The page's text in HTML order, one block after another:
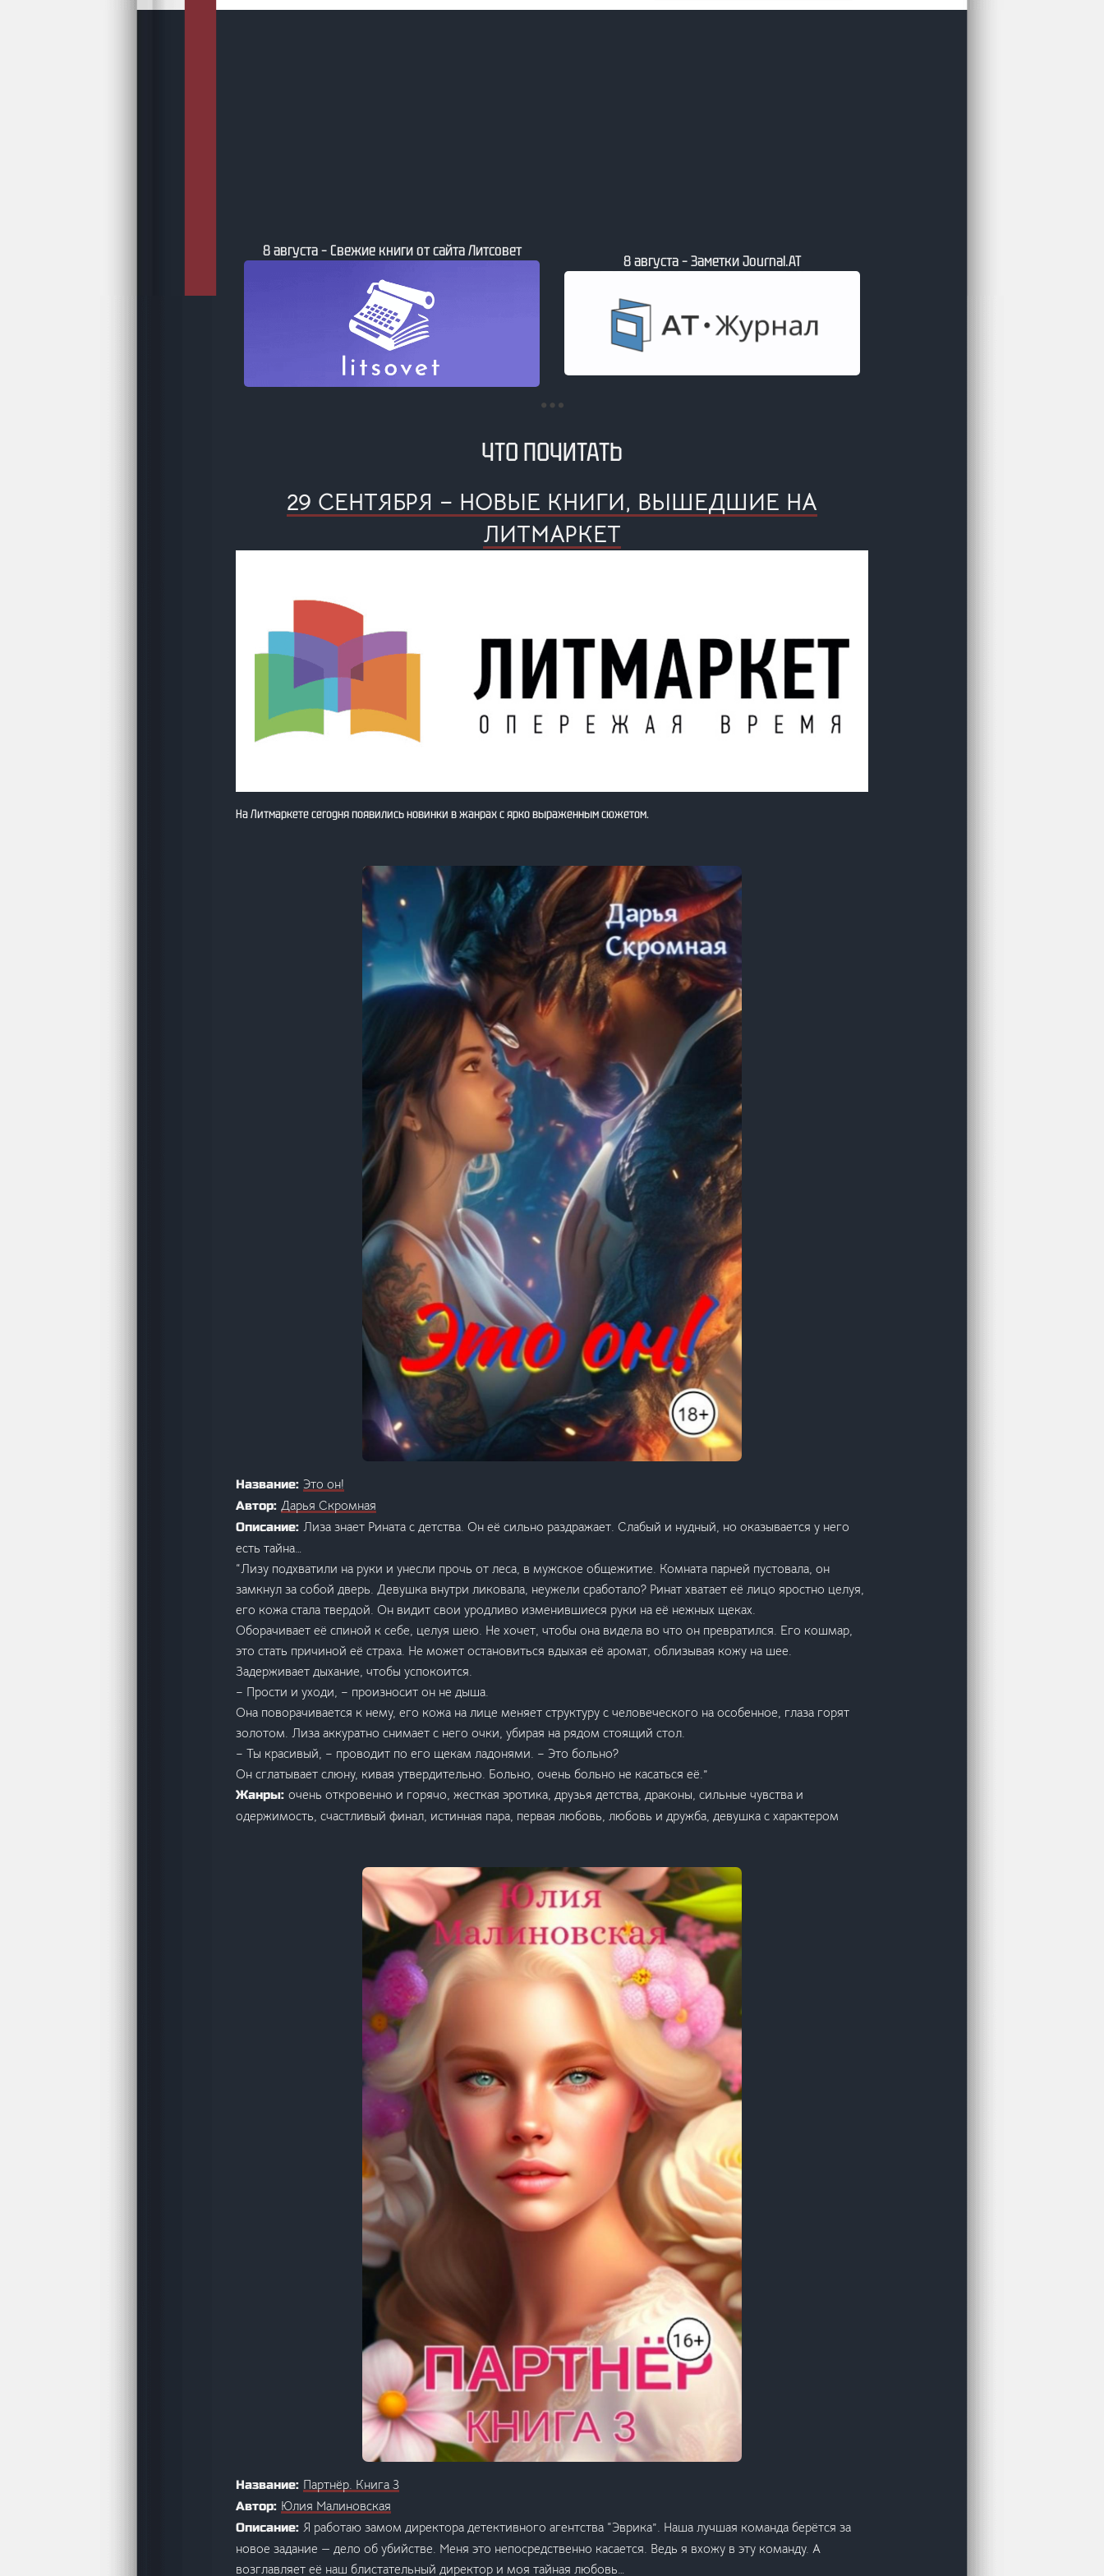
8 августа – Свежие книги от сайта Литсовет
8 августа – Заметки Journal.АТ
ЧТО ПОЧИТАТЬ
29 СЕНТЯБРЯ – НОВЫЕ КНИГИ, ВЫШЕДШИЕ НА
ЛИТМАРКЕТ
На Литмаркете сегодня появились новинки в жанрах с ярко выраженным сюжетом.
Название: Это он!
Автор: Дарья Скромная
Описание: Лиза знает Рината с детства. Он её сильно раздражает. Слабый и нудный, но оказывается у него
есть тайна…
“Лизу подхватили на руки и унесли прочь от леса, в мужское общежитие. Комната парней пустовала, он
замкнул за собой дверь. Девушка внутри ликовала, неужели сработало? Ринат хватает её лицо яростно целуя,
его кожа стала твердой. Он видит свои уродливо изменившиеся руки на её нежных щеках.
Оборачивает её спиной к себе, целуя шею. Не хочет, чтобы она видела во что он превратился. Его кошмар,
это стать причиной её страха. Не может остановиться вдыхая её аромат, облизывая кожу на шее.
Задерживает дыхание, чтобы успокоится.
– Прости и уходи, – произносит он не дыша.
Она поворачивается к нему, его кожа на лице меняет структуру с человеческого на особенное, глаза горят
золотом. Лиза аккуратно снимает с него очки, убирая на рядом стоящий стол.
– Ты красивый, – проводит по его щекам ладонями. – Это больно?
Он сглатывает слюну, кивая утвердительно. Больно, очень больно не касаться её.”
Жанры: очень откровенно и горячо, жесткая эротика, друзья детства, драконы, сильные чувства и
одержимость, счастливый финал, истинная пара, первая любовь, любовь и дружба, девушка с характером
Название: Партнёр. Книга 3
Автор: Юлия Малиновская
Описание: Я работаю замом директора детективного агентства “Эврика”. Наша лучшая команда берётся за
новое задание — дело об убийстве. Меня это непосредственно касается. Ведь я вхожу в эту команду. А
возглавляет её наш блистательный директор и моя тайная любовь…